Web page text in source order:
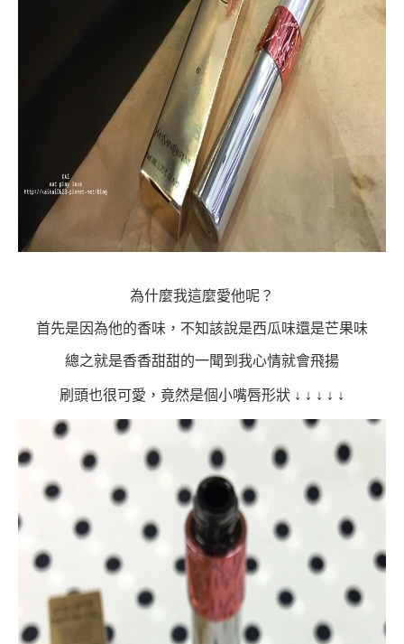
為什麼我這麼愛他呢？
首先是因為他的香味，不知該說是西瓜味還是芒果味
總之就是香香甜甜的一聞到我心情就會飛揚
刷頭也很可愛，竟然是個小嘴唇形狀 ↓ ↓ ↓ ↓ ↓